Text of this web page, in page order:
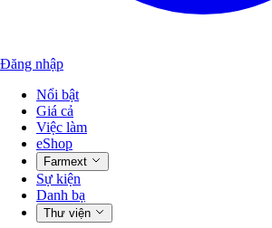
Đăng nhập
Nổi bật
Giá cả
Việc làm
eShop
Farmext
Sự kiện
Danh bạ
Thư viện